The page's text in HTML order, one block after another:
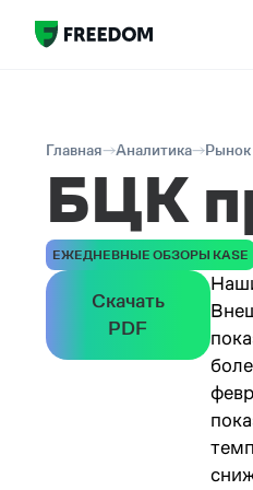
Главная Аналитика Рынок
БЦК
ЕЖЕДНЕВНЫЕ ОБЗОРЫ KASE
Скачать
PDF